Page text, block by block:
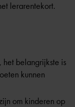
lerarentekort.
het belangrijkste is
kunnen
om kinderen op